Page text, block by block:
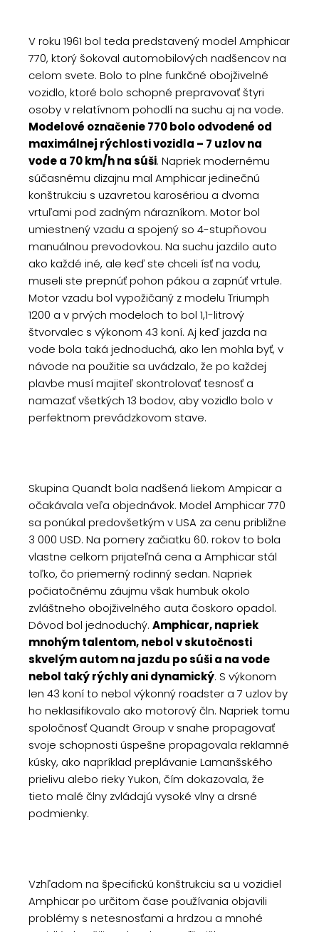
V roku 1961 bol teda predstavený model Amphicar
770, ktorý šokoval automobilových nadšencov na
celom svete. Bolo to plne funkčné obojživelné
vozidlo, ktoré bolo schopné prepravovať štyri
osoby v relatívnom pohodlí na suchu aj na vode.
Modelové označenie 770 bolo odvodené od
maximálnej rýchlosti vozidla – 7 uzlov na
vode a 70 km/h na súši. Napriek modernému
súčasnému dizajnu mal Amphicar jedinečnú
konštrukciu s uzavretou karosériou a dvoma
vrtuľami pod zadným nárazníkom. Motor bol
umiestnený vzadu a spojený so 4-stupňovou
manuálnou prevodovkou. Na suchu jazdilo auto
ako každé iné, ale keď ste chceli ísť na vodu,
museli ste prepnúť pohon pákou a zapnúť vrtule.
Motor vzadu bol vypožičaný z modelu Triumph
1200 a v prvých modeloch to bol 1,1-litrový
štvorvalec s výkonom 43 koní. Aj keď jazda na
vode bola taká jednoduchá, ako len mohla byť, v
návode na použitie sa uvádzalo, že po každej
plavbe musí majiteľ skontrolovať tesnosť a
namazať všetkých 13 bodov, aby vozidlo bolo v
perfektnom prevádzkovom stave.
Skupina Quandt bola nadšená liekom Ampicar a
očakávala veľa objednávok. Model Amphicar 770
sa ponúkal predovšetkým v USA za cenu približne
3 000 USD. Na pomery začiatku 60. rokov to bola
vlastne celkom prijateľná cena a Amphicar stál
toľko, čo priemerný rodinný sedan. Napriek
počiatočnému záujmu však humbuk okolo
zvláštneho obojživelného auta čoskoro opadol.
Dôvod bol jednoduchý. Amphicar, napriek
mnohým talentom, nebol v skutočnosti
skvelým autom na jazdu po súši a na vode
nebol taký rýchly ani dynamický. S výkonom
len 43 koní to nebol výkonný roadster a 7 uzlov by
ho neklasifikovalo ako motorový čln. Napriek tomu
spoločnosť Quandt Group v snahe propagovať
svoje schopnosti úspešne propagovala reklamné
kúsky, ako napríklad preplávanie Lamanšského
prielivu alebo rieky Yukon, čím dokazovala, že
tieto malé člny zvládajú vysoké vlny a drsné
podmienky.
Vzhľadom na špecifickú konštrukciu sa u vozidiel
Amphicar po určitom čase používania objavili
problémy s netesnosťami a hrdzou a mnohé